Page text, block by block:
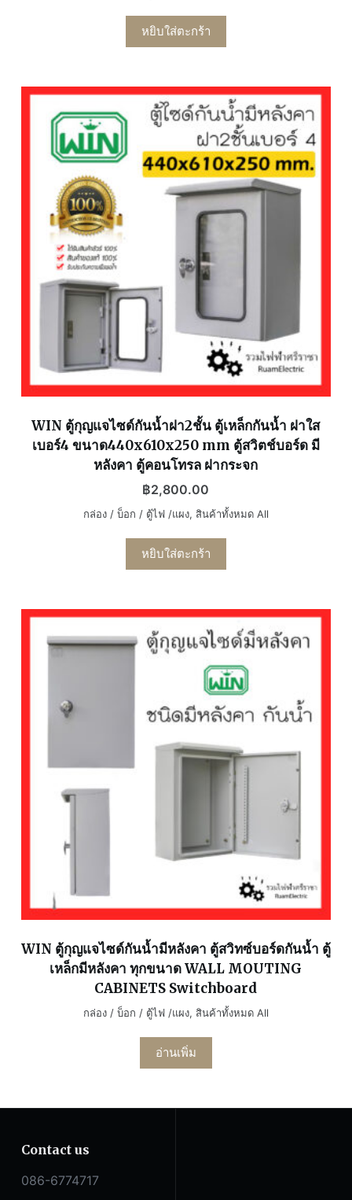
หยิบใส่ตะกร้า
WIN ตู้กุญแจไซด์กันน้ำฝา2ชั้น ตู้เหล็กกันน้ำ ฝาใส
เบอร์4 ขนาด440x610x250 mm ตู้สวิตช์บอร์ด มี
หลังคา ตู้คอนโทรล ฝากระจก
฿2,800.00
กล่อง / บ็อก / ตู้ไฟ /แผง, สินค้าทั้งหมด All
หยิบใส่ตะกร้า
WIN ตู้กุญแจไซด์กันน้ำมีหลังคา ตู้สวิทซ์บอร์ดกันน้ำ ตู้
เหล็กมีหลังคา ทุกขนาด WALL MOUTING
CABINETS Switchboard
กล่อง / บ็อก / ตู้ไฟ /แผง, สินค้าทั้งหมด All
อ่านเพิ่ม
Contact us
086-6774717